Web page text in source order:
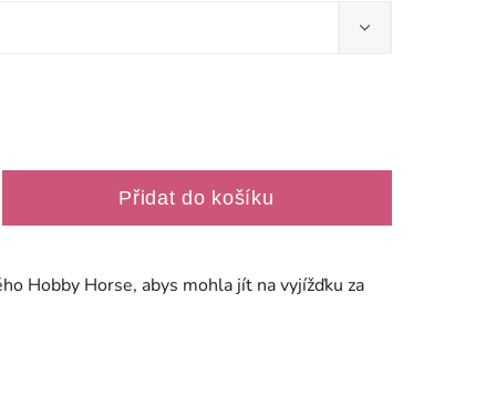
Přidat do košíku
Hobby Horse, abys mohla jít na vyjížďku za